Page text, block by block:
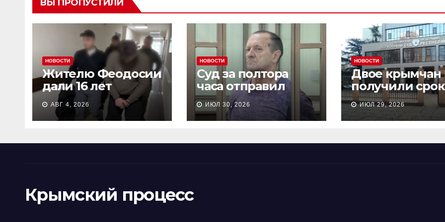
ВЫ ПРОПУСТИЛИ
НОВОСТИ
Жителю Феодосии
дали 16 лет
колонии потому
что «являлся
противником СВО»
АВГ 4, 2026
НОВОСТИ
Суд за полтора
часа отправил
пенсионера из
Севастополя в
колонию на 18 лет
ИЮЛ 30, 2026
НОВОСТИ
Двое крымчан
получили
то, что
СВО»
ИЮЛ 29, 2026
Крымский процесс